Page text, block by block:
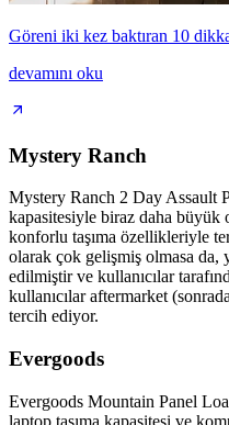
Göreni iki kez baktıran 10
devamını oku
Mystery Ranch
Mystery Ranch 2 Day Assault
kapasitesiyle biraz daha büyük
konforlu taşıma özellikleriyle
olarak çok gelişmiş olmasa da,
edilmiştir ve kullanıcılar
kullanıcılar aftermarket
tercih ediyor.
Evergoods
Evergoods Mountain Panel
laptop taşıma kapasitesi ve